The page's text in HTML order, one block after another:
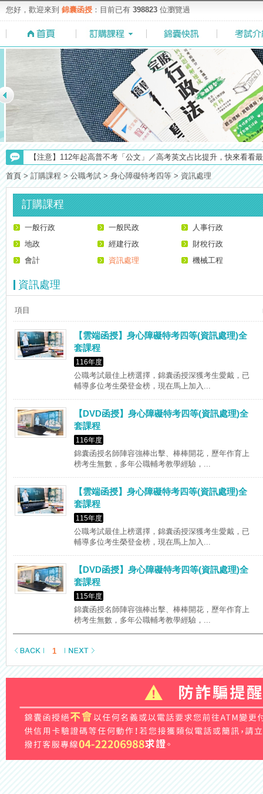
您好，歡迎來到 錦囊函授 ：目前已有 398823 位瀏覽過
【注意】112年起高普不考「公文」／高考英文占比提升，快來看看
【上榜生獎學金計畫】恭賀金榜！上榜生獎學金申請辦法與表格下
【考試院】國考證書數位化，112年起全面實施！點我看詳情>>>
【重要】114年度起，雲端函授之課堂教材須知，請點我查看☀☀☀
【最新】錦囊函授增加便利商店付款方式，便利到不行！馬上使用►
【NEW】加入◆錦囊函授Facebook粉絲專頁◆，最新消息、優惠活
【求職秘技＼(￣O￣)】你對國營事業了解多少呢? 必考國事業的6
首頁 > 訂購課程 > 公職考試 > 身心障礙特考四等 > 資訊處理
訂購課程
一般行政 一般民政
人事行政
地政
經建行政
財稅行政
會計
資訊處理 機械工程
資訊處理
項目
【雲端函授】身心障礙特考四等(資訊處理)全
套課程
116年度
公職考試最佳上榜選擇，錦囊函授深獲考生愛戴，已
輔導多位考生榮登金榜，現在馬上加入...
【DVD函授】身心障礙特考四等(資訊處理)全
套課程
116年度
錦囊函授名師陣容強棒出擊、棒棒開花，歷年作育上
榜考生無數，多年公職輔考教學經驗，...
【雲端函授】身心障礙特考四等(資訊處理)全
套課程
115年度
公職考試最佳上榜選擇，錦囊函授深獲考生愛戴，已
輔導多位考生榮登金榜，現在馬上加入...
【DVD函授】身心障礙特考四等(資訊處理)全
套課程
115年度
錦囊函授名師陣容強棒出擊、棒棒開花，歷年作育上
榜考生無數，多年公職輔考教學經驗，...
1